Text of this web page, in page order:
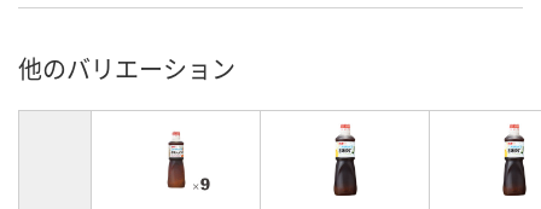
他のバリエーション